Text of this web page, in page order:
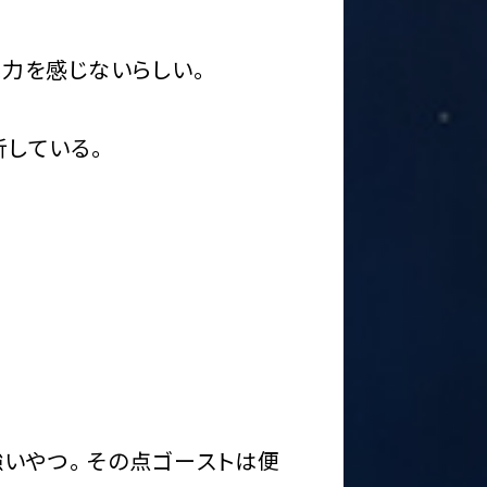
感じないらしい。
ている。
やつ。その点ゴーストは便